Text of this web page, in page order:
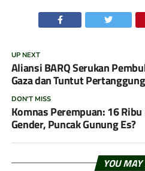
UP NEXT
Aliansi BARQ Serukan
Gaza dan Tuntut
DON'T MISS
Komnas Perempuan: 16
Gender, Puncak Gunung Es?
YOU